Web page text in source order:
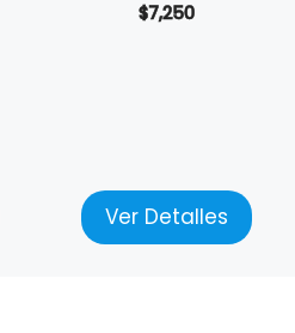
$7,250
Ver Detalles